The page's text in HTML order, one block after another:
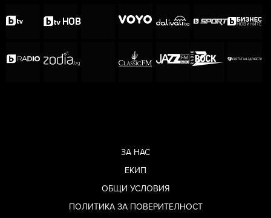
ЗА НАС
ЕКИП
ОБЩИ УСЛОВИЯ
ПОЛИТИКА ЗА ПОВЕРИТЕЛНОСТ